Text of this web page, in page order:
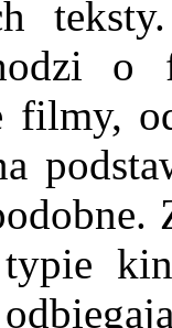
filmy,